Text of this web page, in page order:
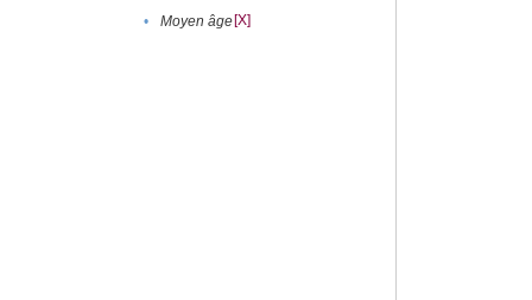
•
Moyen âge[X]